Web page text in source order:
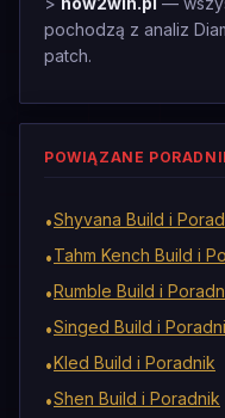
pochodzą z analiz
patch.
POWIĄZANE
•Shyvana Build i
•Tahm Kench Build i
•Rumble Build i
•Singed Build i
•Kled Build i Poradnik
•Shen Build i Poradnik